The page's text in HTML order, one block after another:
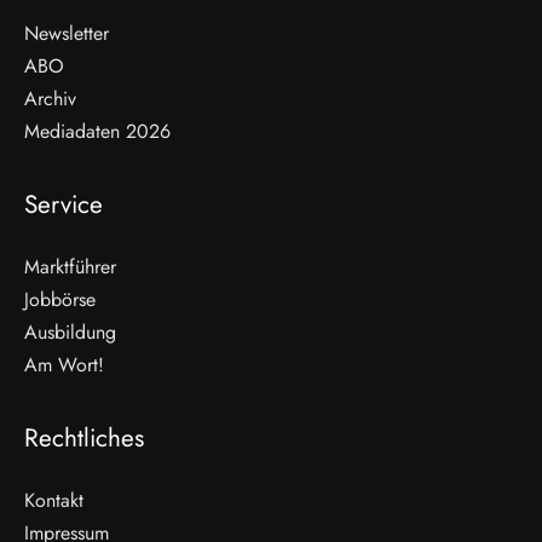
Newsletter
ABO
Archiv
Mediadaten 2026
Service
Marktführer
Jobbörse
Ausbildung
Am Wort!
Rechtliches
Kontakt
Impressum